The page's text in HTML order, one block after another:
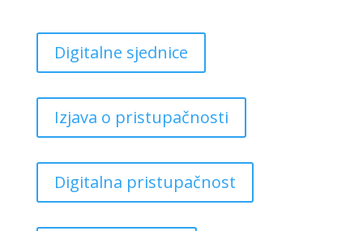
Digitalne sjednice
Izjava o pristupačnosti
Digitalna pristupačnost